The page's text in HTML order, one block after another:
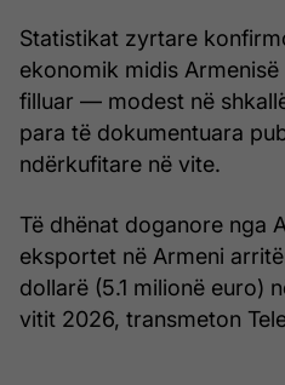
Statistikat zyrtare
ekonomik midis
filluar — modest në
para të dokumentuara
ndërkufitare në vite.
Të dhënat doganore nga
eksportet në Armeni
dollarë (5.1 milionë euro)
vitit 2026, transmeton